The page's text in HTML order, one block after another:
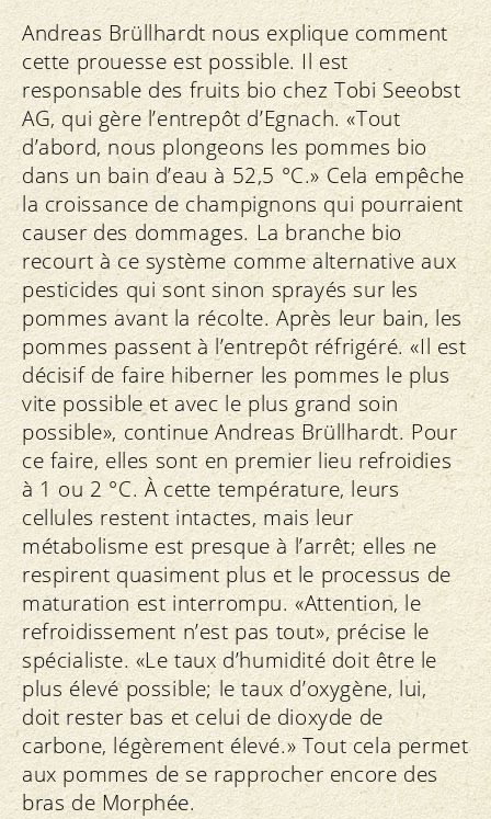
Andreas Brüllhardt nous explique comment
cette prouesse est possible. Il est
responsable des fruits bio chez Tobi Seeobst
AG, qui gère l’entrepôt d’Egnach. «Tout
d’abord, nous plongeons les pommes bio
dans un bain d’eau à 52,5 °C.» Cela empêche
la croissance de champignons qui pourraient
causer des dommages. La branche bio
recourt à ce système comme alternative aux
pesticides qui sont sinon sprayés sur les
pommes avant la récolte. Après leur bain, les
pommes passent à l’entrepôt réfrigéré. «Il est
décisif de faire hiberner les pommes le plus
vite possible et avec le plus grand soin
possible», continue Andreas Brüllhardt. Pour
ce faire, elles sont en premier lieu refroidies
à 1 ou 2 °C. À cette température, leurs
cellules restent intactes, mais leur
métabolisme est presque à l’arrêt; elles ne
respirent quasiment plus et le processus de
maturation est interrompu. «Attention, le
refroidissement n’est pas tout», précise le
spécialiste. «Le taux d’humidité doit être le
plus élevé possible; le taux d’oxygène, lui,
doit rester bas et celui de dioxyde de
carbone, légèrement élevé.» Tout cela permet
aux pommes de se rapprocher encore des
bras de Morphée.